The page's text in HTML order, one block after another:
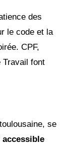
des
le code et la
CPF,
Travail font
se